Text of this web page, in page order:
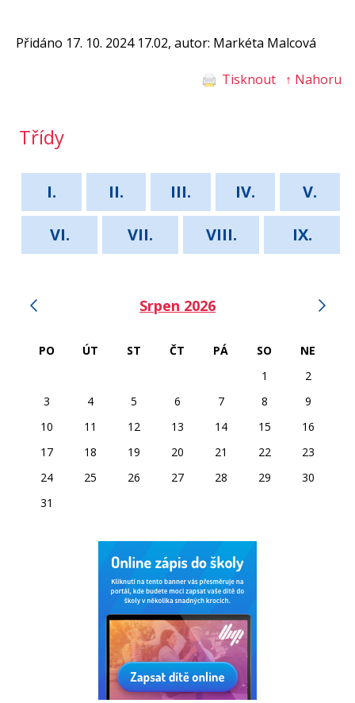
Přidáno 17. 10. 2024 17.02, autor: Markéta Malcová
Tisknout ↑ Nahoru
Třídy
I. II. III. IV.
V.
VI.
VII. VIII. IX.
Srpen 2026
PO ÚT ST ČT PÁ SO
NE
1
2
3
4 5 6 7 8
9
10
11 12 13 14 15
16
17
18 19 20 21 22
23
24
25 26 27 28 29
30
31